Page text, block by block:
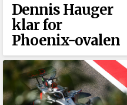
Dennis Hauger
klar for
Phoenix-ovalen